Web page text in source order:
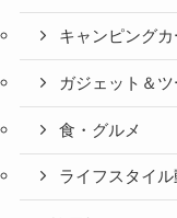
キャンピング
ガジェット＆
食・グルメ
ライフスタイ